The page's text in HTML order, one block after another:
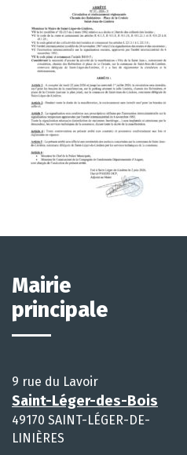
Mairie
principale
9 rue du Lavoir
Saint-Léger-des-Bois
49170 SAINT-LÉGER-DE-
LINIÈRES